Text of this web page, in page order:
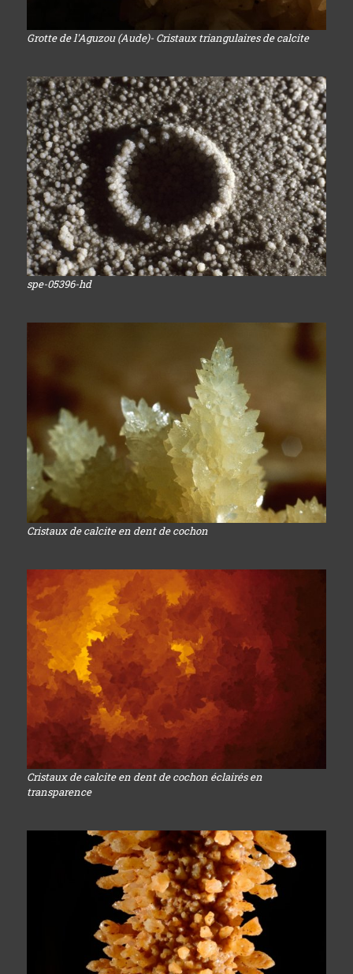
Grotte de l'Aguzou (Aude)- Cristaux triangulaires de calcite
spe-05396-hd
Cristaux de calcite en dent de cochon
Cristaux de calcite en dent de cochon éclairés en
transparence